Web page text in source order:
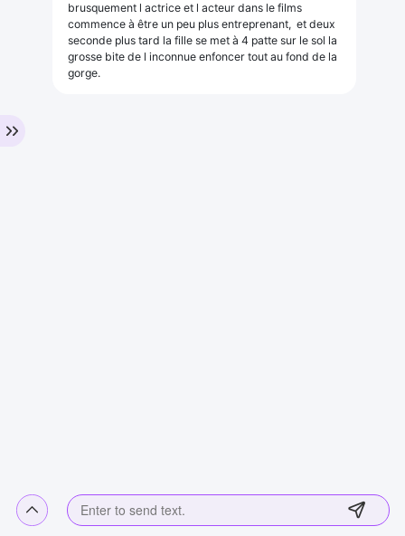
brusquement l actrice et l acteur dans le films
commence à être un peu plus entreprenant, et deux
seconde plus tard la fille se met à 4 patte sur le sol la
grosse bite de l inconnue enfoncer tout au fond de la
gorge.